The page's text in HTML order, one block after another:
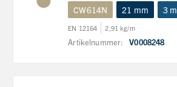
CW614N
21 mm 3 m
EN 12164 2,91 kg/m
Artikelnummer: V0008248